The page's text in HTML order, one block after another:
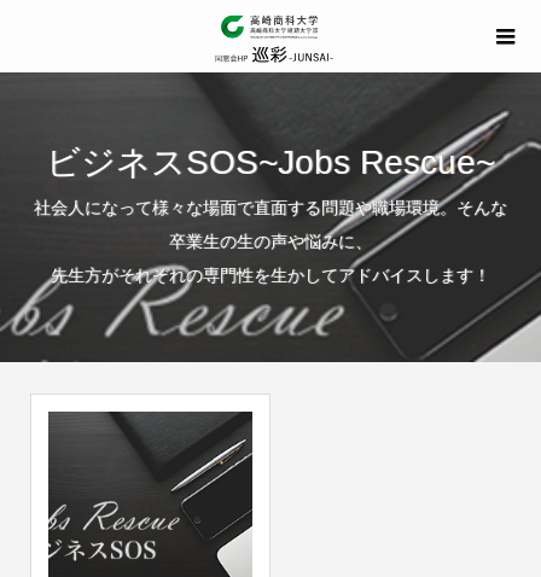
ビジネスSOS~Jobs Rescue~
社会人になって様々な場面で直面する問題や職場環境。そんな
卒業生の生の声や悩みに、
先生方がそれぞれの専門性を生かしてアドバイスします！